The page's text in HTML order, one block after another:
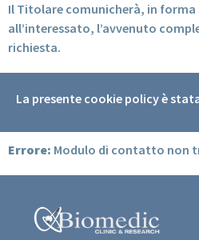
Il Titolare comunicherà, in
all’interessato, l’avvenuto
richiesta.
La presente cookie policy è
Errore: Modulo di contatto non